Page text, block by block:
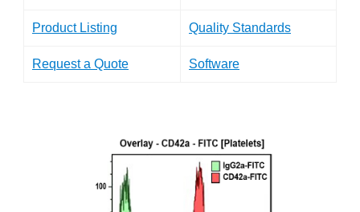
Product Listing Quality Standards
Request a Quote Software